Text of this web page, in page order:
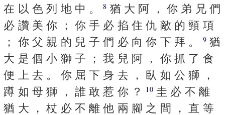
在 以 色 列 地 中 。8 猶 大 阿 ， 你 弟 兄 們
必 讚 美 你 ； 你 手 必 掐 住 仇 敵 的 頸 項
； 你 父 親 的 兒 子 們 必 向 你 下 拜 。
9猶
大 是 個 小 獅 子 ； 我 兒 阿 ， 你 抓 了 食
便 上 去 。 你 屈 下 身 去 ， 臥 如 公 獅 ，
蹲 如 母 獅 ， 誰 敢 惹 你 ？
10圭 必 不 離
猶 大 ， 杖 必 不 離 他 兩 腳 之 間 ， 直 等